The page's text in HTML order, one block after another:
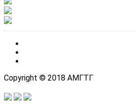
Copyright © 2018 АМГТГ